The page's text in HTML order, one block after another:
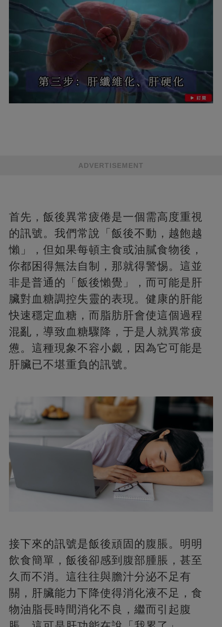
ADVERTISEMENT
首先，飯後異常疲倦是一個需高度重視
的訊號。我們常說「飯後不動，越飽越
懶」，但如果每頓主食或油膩食物後，
你都困得無法自制，那就得警惕。這並
非是普通的「飯後懶覺」，而可能是肝
臟對血糖調控失靈的表現。健康的肝能
快速穩定血糖，而脂肪肝會使這個過程
混亂，導致血糖驟降，于是人就異常疲
憊。這種現象不容小覷，因為它可能是
肝臟已不堪重負的訊號。
接下來的訊號是飯後頑固的腹脹。明明
飲食簡單，飯後卻感到腹部腫脹，甚至
久而不消。這往往與膽汁分泌不足有
關，肝臟能力下降使得消化液不足，食
物油脂長時間消化不良，繼而引起腹